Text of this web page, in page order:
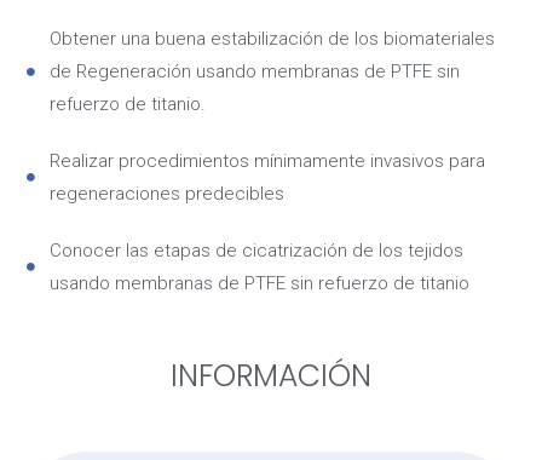
Obtener una buena estabilización de los biomateriales
de Regeneración usando membranas de PTFE sin
refuerzo de titanio.
Realizar procedimientos mínimamente invasivos para
regeneraciones predecibles
Conocer las etapas de cicatrización de los tejidos
usando membranas de PTFE sin refuerzo de titanio
INFORMACIÓN